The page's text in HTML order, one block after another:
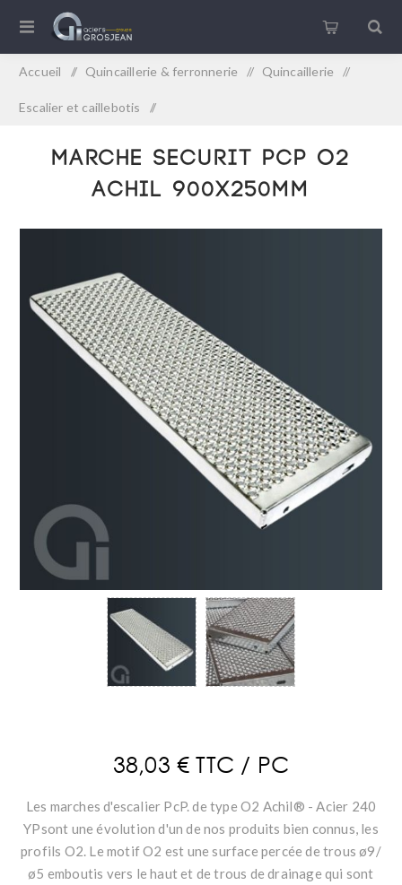
Accueil / Quincaillerie & ferronnerie / Quincaillerie /
Escalier et caillebotis /
Marche securit PCP O2
ACHIL 900x250mm
38,03 € TTC / PC
Les marches d'escalier PcP. de type O2 Achil® - Acier 240
YPsont une évolution d'un de nos produits bien connus, les
profils O2. Le motif O2 est une surface percée de trous ø9/
ø5 emboutis vers le haut et de trous de drainage qui sont